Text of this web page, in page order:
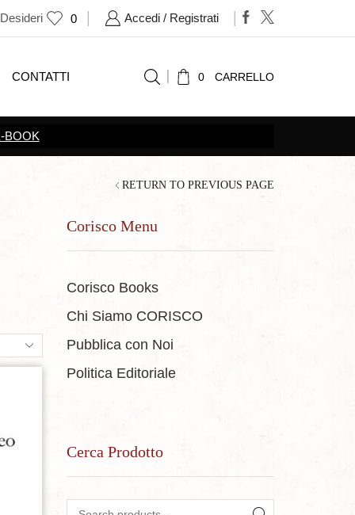
0 Accedi / Registrati
CONTATTI 0 CARRELLO
RETURN TO PREVIOUS PAGE
Corisco Menu
Corisco Books
Chi Siamo CORISCO
Pubblica con Noi
Politica Editoriale
Cerca Prodotto